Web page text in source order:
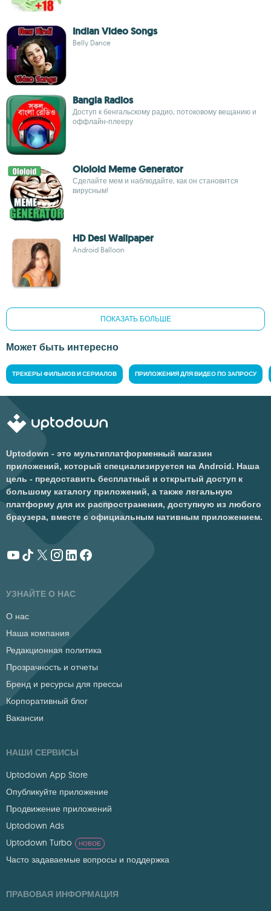
Indian Video Songs
Belly Dance
Bangla Radios
Доступ к бенгальскому радио, потоковому вещанию и
оффлайн-плееру
Ololoid Meme Generator
Сделайте мем и наблюдайте, как он становится
вирусным!
HD Desi Wallpaper
Android Balloon
ПОКАЗАТЬ БОЛЬШЕ
Может быть интересно
ТРЕКЕРЫ ФИЛЬМОВ И СЕРИАЛОВ ПРИЛОЖЕНИЯ ДЛЯ ВИДЕО ПО ЗАПРОСУ
Uptodown - это мультиплатформенный магазин
приложений, который специализируется на Android. Наша
цель - предоставить бесплатный и открытый доступ к
большому каталогу приложений, а также легальную
платформу для их распространения, доступную из любого
браузера, вместе с официальным нативным приложением.
УЗНАЙТЕ О НАС
О нас
Наша компания
Редакционная политика
Прозрачность и отчеты
Бренд и ресурсы для прессы
Корпоративный блог
Вакансии
НАШИ СЕРВИСЫ
Uptodown App Store
Опубликуйте приложение
Продвижение приложений
Uptodown Ads
Uptodown Turbo
НОВОЕ
Часто задаваемые вопросы и поддержка
ПРАВОВАЯ ИНФОРМАЦИЯ